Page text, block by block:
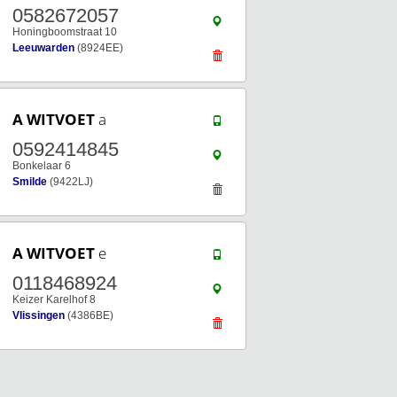
0582672057
Honingboomstraat 10
Leeuwarden (8924EE)
A WITVOETa
0592414845
Bonkelaar 6
Smilde (9422LJ)
A WITVOET e
0118468924
Keizer Karelhof 8
Vlissingen (4386BE)